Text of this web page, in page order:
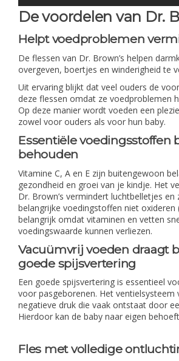
De voordelen van Dr.
Helpt voedproblemen
De flessen van Dr. Brown’s helpen
overgeven, boertjes en winderigheid te
Uit ervaring blijkt dat veel ouders de
deze flessen omdat ze voedproblemen
Op deze manier wordt voeden een
zowel voor ouders als voor hun baby.
Essentiële voedingsstoffen
behouden
Vitamine C, A en E zijn buitengewoon
gezondheid en groei van je kindje. Het
Dr. Brown’s vermindert luchtbelletjes
belangrijke voedingstoffen niet oxideren
belangrijk omdat vitaminen en vetten
voedingswaarde kunnen verliezen.
Vacuümvrij voeden draagt
goede spijsvertering
Een goede spijsvertering is essentieel
voor pasgeborenen. Het
negatieve druk die vaak ontstaat door
Hierdoor kan de baby naar eigen
Fles met volledige